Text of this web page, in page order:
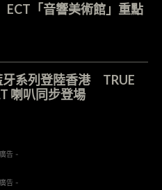
ECT「音響美術館」重點
牙系列登陸香港 TRUE
喇叭同步登場
告 -
告 -